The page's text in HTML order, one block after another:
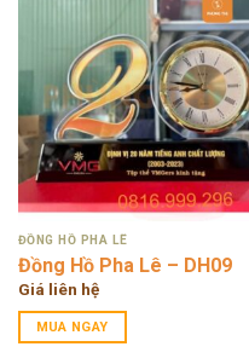
ĐỒNG HỒ PHA LÊ
Đồng Hồ Pha Lê – DH09
Giá liên hệ
MUA NGAY